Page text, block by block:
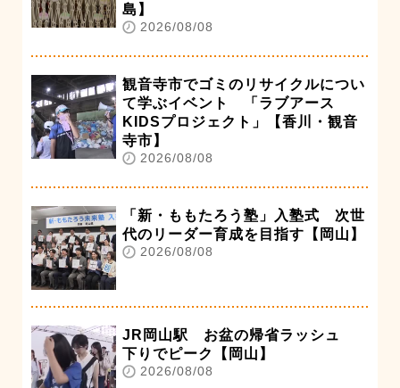
島】
2026/08/08
観音寺市でゴミのリサイクルについ
て学ぶイベント 「ラブアース
KIDSプロジェクト」【香川・観音
寺市】
2026/08/08
「新・ももたろう塾」入塾式 次世
代のリーダー育成を目指す【岡山】
2026/08/08
JR岡山駅 お盆の帰省ラッシュ
下りでピーク【岡山】
2026/08/08